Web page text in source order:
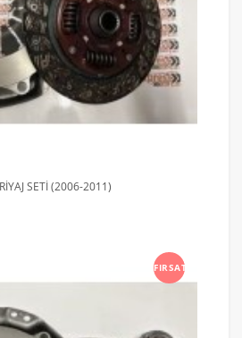
SETİ (2006-2011)
FIRSAT